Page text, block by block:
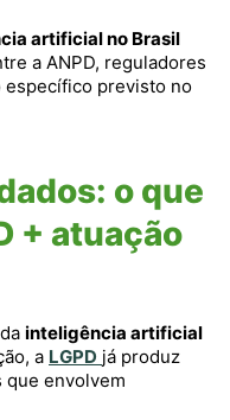
artificial no Brasil
a ANPD, reguladores
específico previsto no
o que
+ atuação
inteligência artificial
a LGPD já produz
envolvem